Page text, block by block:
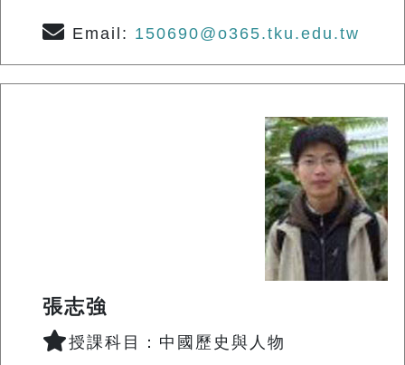
Email: 150690@o365.tku.edu.tw
張志強
授課科目：中國歷史與人物